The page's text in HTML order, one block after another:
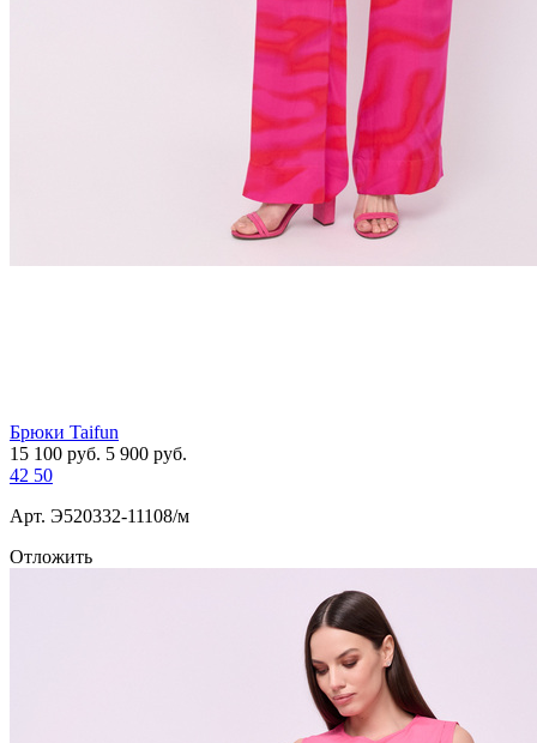
Брюки Taifun
15 100 руб. 5 900 руб.
42 50
Арт. Э520332-11108/м
Отложить